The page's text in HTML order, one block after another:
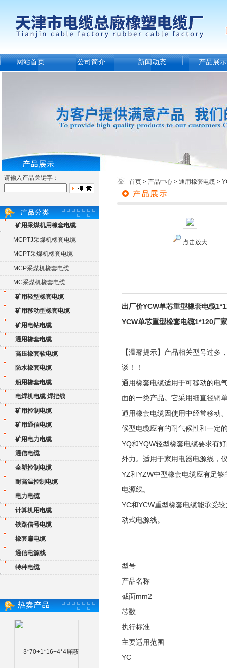
网站首页 公司简介 新闻动态 产品展示
请输入产品关键字：
矿用采煤机用橡套电缆
MCPTJ采煤机橡套电缆
MCPT采煤机橡套电缆
MCP采煤机橡套电缆
MC采煤机橡套电缆
矿用轻型橡套电缆
矿用移动型橡套电缆
矿用电钻电缆
通用橡套电缆
高压橡套软电缆
防水橡套电缆
船用橡套电缆
电焊机电缆 焊把线
矿用控制电缆
矿用通信电缆
矿用电力电缆
通信电缆
全塑控制电缆
耐高温控制电缆
电力电缆
计算机用电缆
铁路信号电缆
橡套扁电缆
通信电源线
特种电缆
首页 > 产品中心 > 通用橡套电缆 >
点击放大
出厂价YCW单芯重型橡套电缆
YCW单芯重型橡套电缆1*120厂家
【温馨提示】产品相关型号过
谈！！
通用橡套电缆适用于可移动的电
面的一类产品。它采用细直径铜
通用橡套电缆因使用中经常移动
候型电缆应有的耐气候性和一定
YQ和YQW轻型橡套电缆要求有
外力。适用于家用电器电源线，
YZ和YZW中型橡套电缆应有足
电源线。
YC和YCW重型橡套电缆能承受
动式电源线。
型号
产品名称
截面mm2
芯数
执行标准
主要适用范围
YC